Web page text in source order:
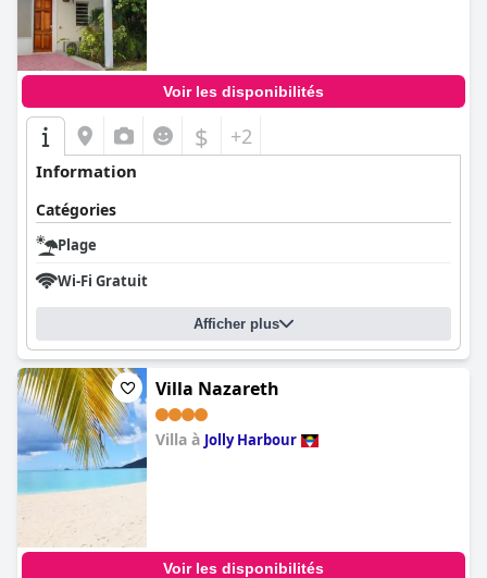
Voir les disponibilités
$ +2
Information
Catégories
Plage
Wi-Fi Gratuit
Afficher plus
Villa Nazareth
Villa à Jolly Harbour
Voir les disponibilités